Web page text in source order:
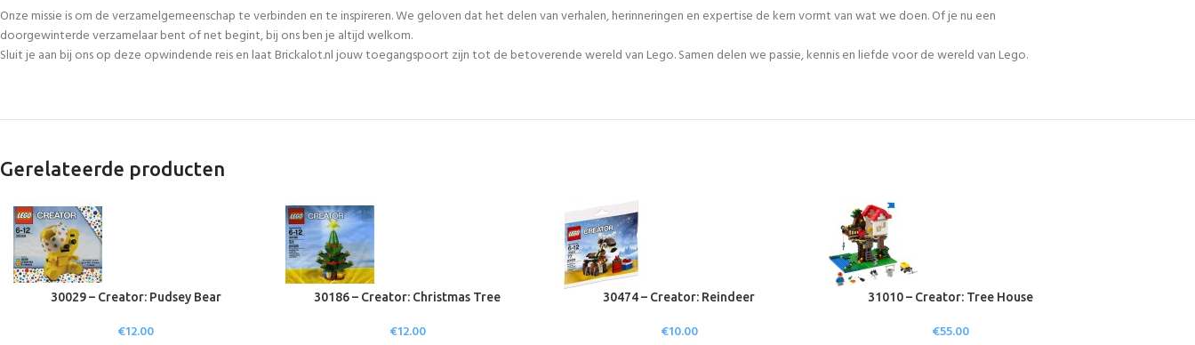
Onze missie is om de verzamelgemeenschap te verbinden en te inspireren. We geloven dat het delen van verhalen, herinneringen en expertise de kern vormt van wat we doen. Of je nu een
doorgewinterde verzamelaar bent of net begint, bij ons ben je altijd welkom.
Sluit je aan bij ons op deze opwindende reis en laat Brickalot.nl jouw toegangspoort zijn tot de betoverende wereld van Lego. Samen delen we passie, kennis en liefde voor de wereld van Lego.
Gerelateerde producten
30029 – Creator: Pudsey Bear
€12.00
30186 – Creator: Christmas Tree
€12.00
30474 – Creator: Reindeer
€10.00
31010 – Creator: Tree House
€55.00